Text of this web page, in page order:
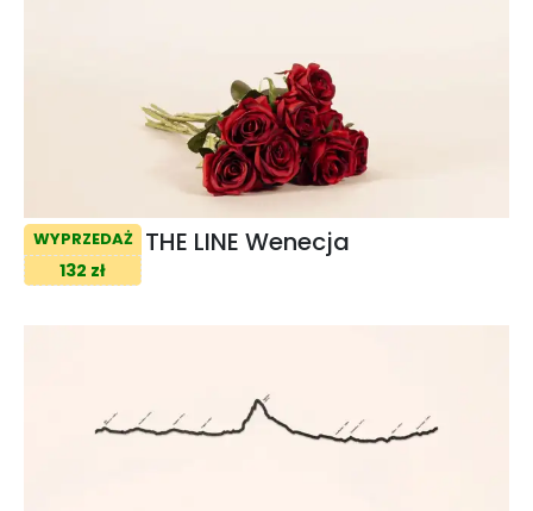
WYPRZEDAŻ
132 zł
THE LINE Wenecja